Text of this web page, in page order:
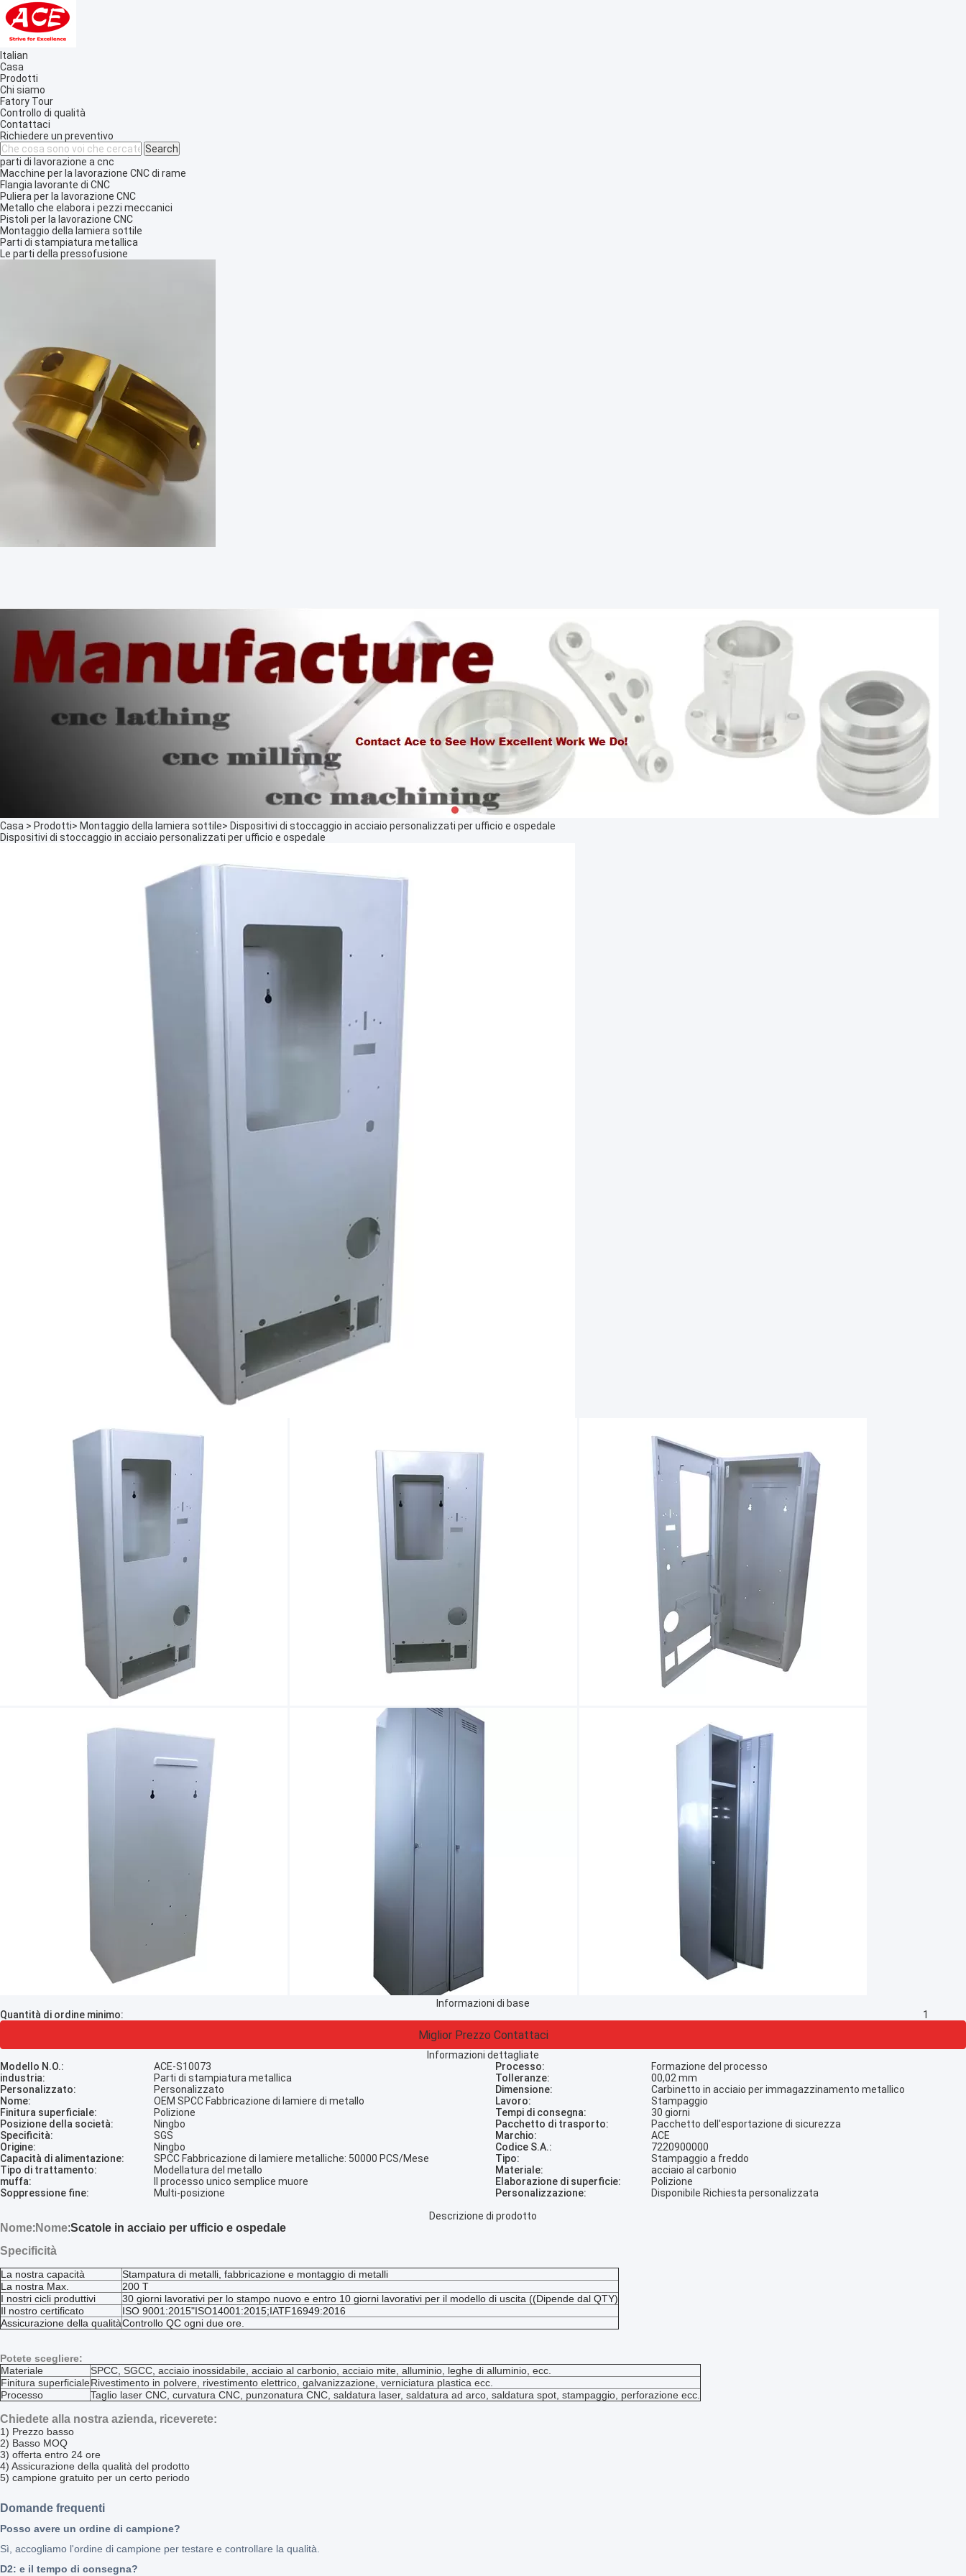
Italian
Casa
Prodotti
Chi siamo
Fatory Tour
Controllo di qualità
Contattaci
Richiedere un preventivo
parti di lavorazione a cnc
Macchine per la lavorazione CNC di rame
Flangia lavorante di CNC
Puliera per la lavorazione CNC
Metallo che elabora i pezzi meccanici
Pistoli per la lavorazione CNC
Montaggio della lamiera sottile
Parti di stampiatura metallica
Le parti della pressofusione
Casa > Prodotti> Montaggio della lamiera sottile> Dispositivi di stoccaggio in acciaio personalizzati per ufficio e ospedale
Dispositivi di stoccaggio in acciaio personalizzati per ufficio e ospedale
Informazioni di base
Quantità di ordine minimo:
1
Miglior Prezzo Contattaci
Informazioni dettagliate
Modello N.O.:
ACE-S10073 Processo:
Formazione del processo
industria:
Parti di stampiatura metallica Tolleranze:
00,02 mm
Personalizzato:
Personalizzato Dimensione:
Carbinetto in acciaio per immagazzinamento metallico
Nome:
OEM SPCC Fabbricazione di lamiere di metallo Lavoro:
Stampaggio
Finitura superficiale:
Polizione Tempi di consegna:
30 giorni
Posizione della società:
Ningbo Pacchetto di trasporto:
Pacchetto dell'esportazione di sicurezza
Specificità:
SGS Marchio:
ACE
Origine:
Ningbo Codice S.A.:
7220900000
Capacità di alimentazione:
SPCC Fabbricazione di lamiere metalliche: 50000 PCS/Mese Tipo:
Stampaggio a freddo
Tipo di trattamento:
Modellatura del metallo Materiale:
acciaio al carbonio
muffa:
Il processo unico semplice muore Elaborazione di superficie:
Polizione
Soppressione fine:
Multi-posizione Personalizzazione:
Disponibile Richiesta personalizzata
Descrizione di prodotto
Nome: Nome:Scatole in acciaio per ufficio e ospedale
Specificità
La nostra capacità
Stampatura di metalli, fabbricazione e montaggio di metalli
La nostra Max.
200 T
I nostri cicli produttivi
30 giorni lavorativi per lo stampo nuovo e entro 10 giorni lavorativi per il modello di uscita ((Dipende dal QTY)
Il nostro certificato
ISO 9001:2015"ISO14001:2015;IATF16949:2016
Assicurazione della qualitàControllo QC ogni due ore.
Potete scegliere:
Materiale
SPCC, SGCC, acciaio inossidabile, acciaio al carbonio, acciaio mite, alluminio, leghe di alluminio, ecc.
Finitura superficialeRivestimento in polvere, rivestimento elettrico, galvanizzazione, verniciatura plastica ecc.
Processo
Taglio laser CNC, curvatura CNC, punzonatura CNC, saldatura laser, saldatura ad arco, saldatura spot, stampaggio, perforazione ecc.
Chiedete alla nostra azienda, riceverete:
1) Prezzo basso
2) Basso MOQ
3) offerta entro 24 ore
4) Assicurazione della qualità del prodotto
5) campione gratuito per un certo periodo
Domande frequenti
Posso avere un ordine di campione?
Sì, accogliamo l'ordine di campione per testare e controllare la qualità.
D2: e il tempo di consegna?